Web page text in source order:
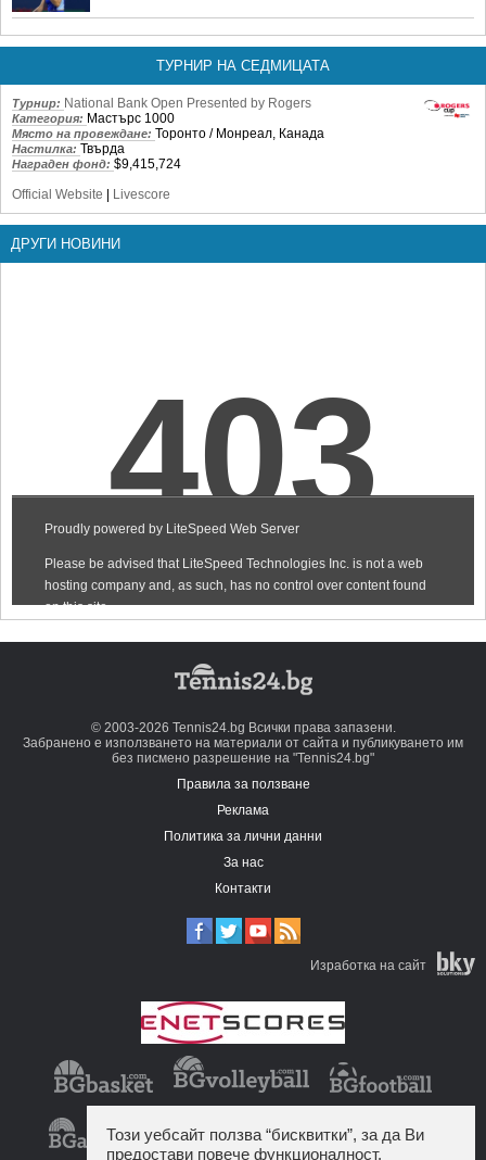
ТУРНИР НА СЕДМИЦАТА
Турнир: National Bank Open Presented by Rogers
Категория: Мастърс 1000
Място на провеждане: Торонто / Монреал, Канада
Настилка: Твърда
Награден фонд: $9,415,724
Official Website | Livescore
ДРУГИ НОВИНИ
© 2003-2026 Tennis24.bg Всички права запазени.
Забранено е използването на материали от сайта и публикуването им
без писмено разрешение на "Tennis24.bg"
Правила за ползване
Реклама
Политика за лични данни
За нас
Контакти
Изработка на сайт
Този уебсайт ползва “бисквитки”, за да Ви
предостави повече функционалност.